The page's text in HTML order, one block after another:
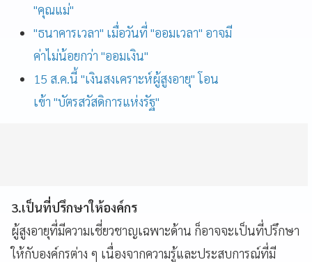
"คุณแม่"
"ธนาคารเวลา" เมื่อวันที่ "ออมเวลา" อาจมี
ค่าไม่น้อยกว่า "ออมเงิน"
15 ส.ค.นี้ "เงินสงเคราะห์ผู้สูงอายุ" โอน
เข้า "บัตรสวัสดิการแห่งรัฐ"
3.เป็นที่ปรึกษาให้องค์กร
ผู้สูงอายุที่มีความเชี่ยวชาญเฉพาะด้าน ก็อาจจะเป็นที่ปรึกษา
ให้กับองค์กรต่าง ๆ เนื่องจากความรู้และประสบการณ์ที่มี